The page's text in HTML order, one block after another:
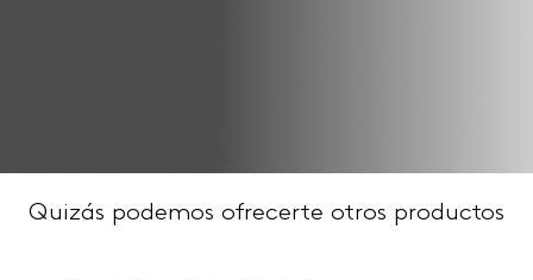
Quizás podemos ofrecerte otros productos